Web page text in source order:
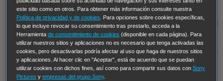
Regreso al futuro III NUEVE CUERPOS Los últimos
caballeros Tormenta infinita Sing Street Cobra Kai Tom
y Lola High Country Los casos de Susan Ryeland:
Moonflower Murders Twisted Metal Mentes Criminales:
Evolution Terapia de Choque Ricki Los Misterios de
Hailey Dean Without Sin: Libre de Culpa
este sitio como en otros. Para obtener más información consulte nuestra
Política de privacidad y de cookies
. Para opciones sobre cookies específicas,
lo que incluye revocar su consentimiento tras prestarlo, acceda a la
Herramientade consentimiento de cookies (disponible en cada página). Para
utilizar nuestros sitios y aplicaciones no es necesario que tenga activadas las
cookies, pero desactivarlas podría afectar al uso que haga de nuestros sitios
y aplicaciones. Al hacer clic en "Aceptar", está de acuerdo que se puedan
utilizar cookies con dichos fines, así como para compartir sus datos conSony
Pictures yempresas del grupo Sony.